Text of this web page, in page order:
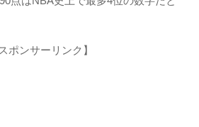
スポンサーリンク】